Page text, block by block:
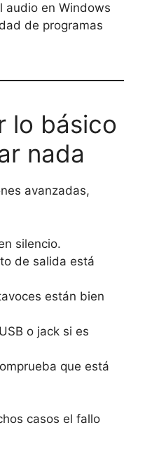
audio en Windows
de programas
lo básico
nada
avanzadas,
silencio.
de salida está
están bien
o jack si es
que está
casos el fallo